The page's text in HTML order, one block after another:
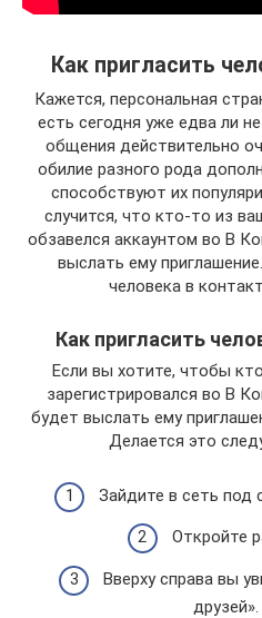
Как пригласить
Кажется, персональная
есть сегодня уже едва ли
общения действительно
обилие разного рода
способствуют их
случится, что кто-то из
обзавелся аккаунтом во В
выслать ему
человека в
Как пригласить
Если вы хотите, чтобы
зарегистрировался во В
будет выслать ему
Делается это
Зайдите в сеть под
Откройте
Вверху справа вы